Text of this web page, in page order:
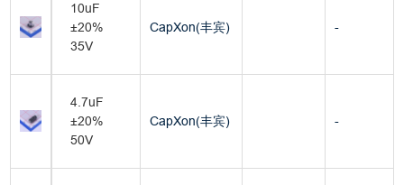
10uF
±20%
35V
CapXon(丰宾) -
4.7uF
±20%
50V
CapXon(丰宾) -